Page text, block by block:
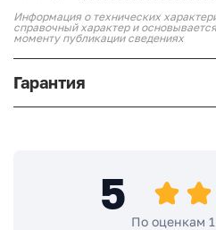
Информация о технических
справочный характер и
моменту публикации сведениях
Гарантия
5
По оценкам